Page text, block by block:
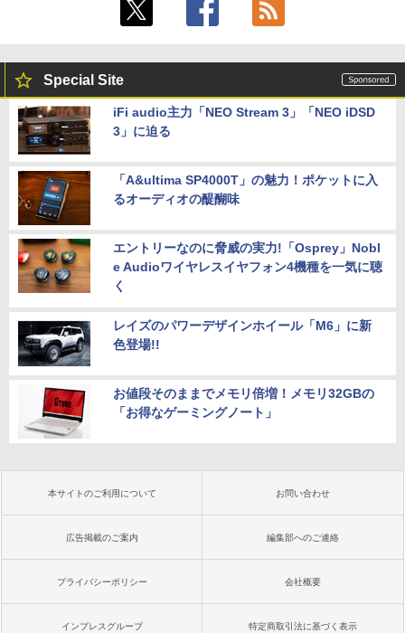
Special Site
iFi audio主力「NEO Stream 3」「NEO iDSD
3」に迫る
「A&ultima SP4000T」の魅力！ポケットに入
るオーディオの醍醐味
エントリーなのに脅威の実力!「Osprey」Nobl
e Audioワイヤレスイヤフォン4機種を一気に聴
く
レイズのパワーデザインホイール「M6」に新
色登場!!
お値段そのままでメモリ倍増！メモリ32GBの
「お得なゲーミングノート」
本サイトのご利用について お問い合わせ
広告掲載のご案内 編集部へのご連絡
プライバシーポリシー 会社概要
インプレスグループ 特定商取引法に基づく表示